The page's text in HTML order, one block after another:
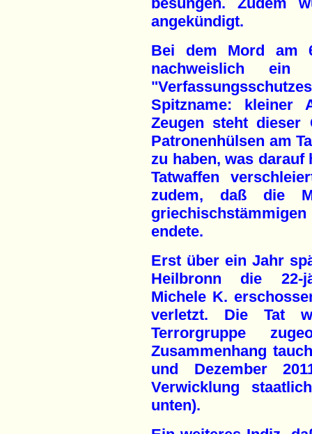
angekündigt.
Bei dem Mord am
nachweislich ein
Spitzname: kleiner
Zeugen steht dieser
Patronenhülsen am
zu haben, was
Tatwaffen
zudem, daß die
endete.
Erst über ein Jahr
Heilbronn die 22-
Michele K.
verletzt. Die Tat
Terrorgruppe
Zusammenhang
und Dezember
Verwicklung
unten).